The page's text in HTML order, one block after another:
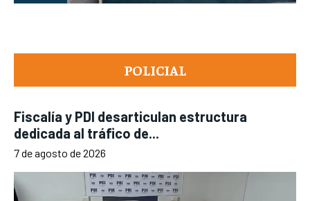
POLICIAL
Fiscalía y PDI desarticulan estructura
dedicada al tráfico de...
7 de agosto de 2026